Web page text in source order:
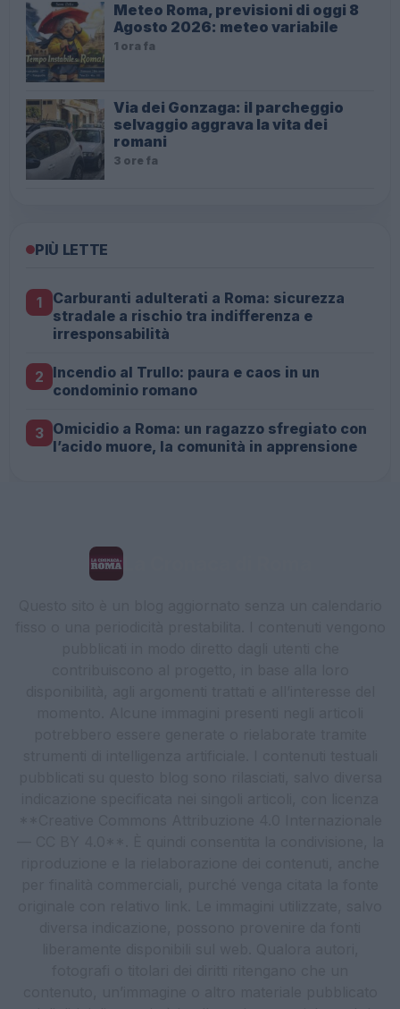
Meteo Roma, previsioni di oggi 8
Agosto 2026: meteo variabile
1 ora fa
Via dei Gonzaga: il parcheggio
selvaggio aggrava la vita dei
romani
3 ore fa
PIÙ LETTE
1
Carburanti adulterati a Roma: sicurezza
stradale a rischio tra indifferenza e
irresponsabilità
2 Incendio al Trullo: paura e caos in un
condominio romano
3 Omicidio a Roma: un ragazzo sfregiato con
l’acido muore, la comunità in apprensione